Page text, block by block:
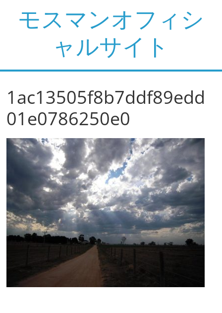
へ
プ
モスマンオフィシ
ャルサイト
1ac13505f8b7ddf89edd
01e0786250e0